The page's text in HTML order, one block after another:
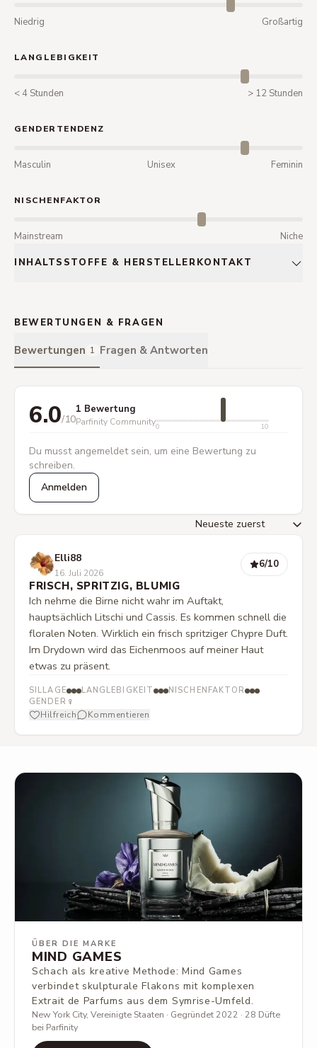
Niedrig Großartig
LANGLEBIGKEIT
< 4 Stunden > 12 Stunden
GENDERTENDENZ
Masculin Unisex Feminin
NISCHENFAKTOR
Mainstream Niche
INHALTSSTOFFE & HERSTELLERKONTAKT
BEWERTUNGEN & FRAGEN
Bewertungen 1 Fragen & Antworten
6.0/10
1 Bewertung
Parfinity Community0 10
Du musst angemeldet sein, um eine Bewertung zu
schreiben.
Anmelden
Elli88
16. Juli 2026
6/10
FRISCH, SPRITZIG, BLUMIG
Ich nehme die Birne nicht wahr im Auftakt,
hauptsächlich Litschi und Cassis. Es kommen schnell die
floralen Noten. Wirklich ein frisch spritziger Chypre Duft.
Im Drydown wird das Eichenmoos auf meiner Haut
etwas zu präsent.
SILLAGE LANGLEBIGKEIT
NISCHENFAKTOR
GENDER ♀
Hilfreich Kommentieren
ÜBER DIE MARKE
MIND GAMES
Schach als kreative Methode: Mind Games
verbindet skulpturale Flakons mit komplexen
Extrait de Parfums aus dem Symrise-Umfeld.
New York City, Vereinigte Staaten · Gegründet 2022 · 28 Düfte
bei Parfinity